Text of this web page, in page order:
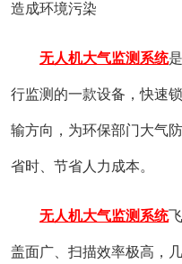
造成环境污染
无人机大气监测系统
行监测的一款设备，快速
输方向，为环保部门大气
省时、节省人力成本。
无人机大气监测系统
盖面广、扫描效率极高，